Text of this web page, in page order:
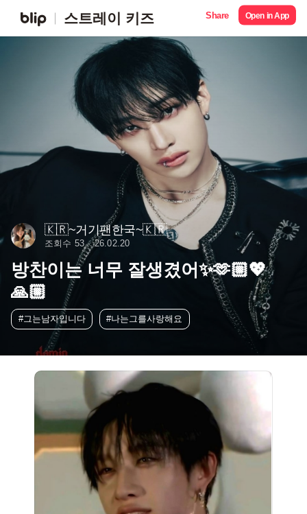
스트레이 키즈 Share Open in App
🇰🇷~거기팬한국~🇰🇷
조회수 53 26.02.20
방찬이는 너무 잘생겼어✨🫶🏼💖
🙏🏼
#그는남자입니다 #나는그를사랑해요